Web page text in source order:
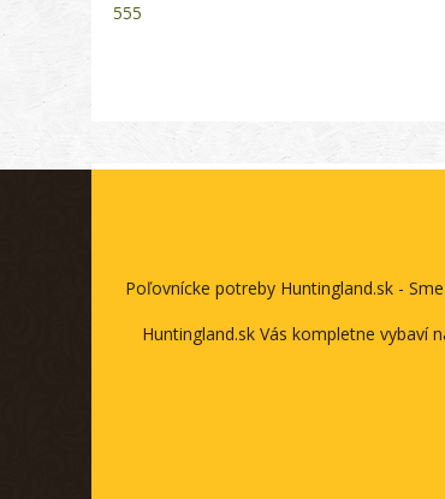
555
Poľovnícke potreby Huntingland.sk -
Huntingland.sk Vás kompletne